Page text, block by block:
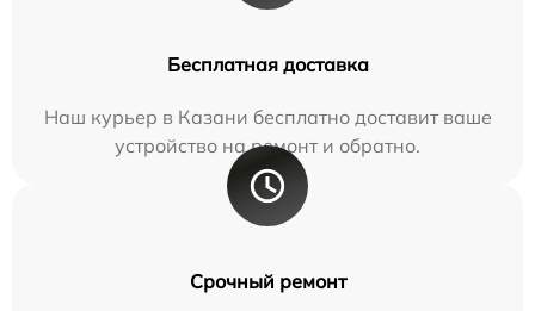
Бесплатная доставка
Наш курьер в Казани бесплатно доставит ваше
устройство на ремонт и обратно.
Срочный ремонт